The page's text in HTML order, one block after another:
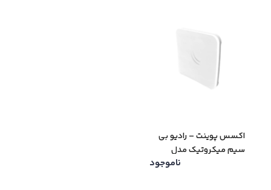
اکسس پوینت – رادیو بی
سیم میکروتیک مدل
ناموجود